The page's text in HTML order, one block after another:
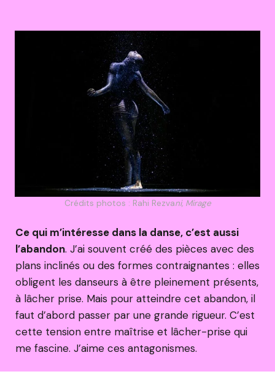
Crédits photos : Rahi Rezvani, Mirage
Ce qui m’intéresse dans la danse, c’est aussi
l’abandon. J’ai souvent créé des pièces avec des
plans inclinés ou des formes contraignantes : elles
obligent les danseurs à être pleinement présents,
à lâcher prise. Mais pour atteindre cet abandon, il
faut d’abord passer par une grande rigueur. C’est
cette tension entre maîtrise et lâcher-prise qui
me fascine. J’aime ces antagonismes.